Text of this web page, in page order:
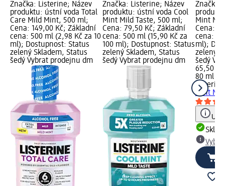
Značka: Listerine; Název
produktu: ústní voda Total
Care Mild Mint, 500 ml;
Cena: 149,00 Kč; Základní
cena: 500 ml (2,98 Kč za 10
ml); Dostupnost: Status
zelený Skladem, Status
šedý Vybrat prodejnu dm
Značka: Listerine; Název
produktu: ústní voda Cool
Mint Mild Taste, 500 ml;
Cena: 79,50 Kč; Základní
cena: 500 ml (15,90 Kč za
100 ml); Dostupnost: Status
zelený Skladem, Status
šedý Vybrat prodejnu dm
Značka:
Mint
Cena:
cena: 80
ml);
zelený
šedý
65,50 Kč
80 ml
Listerine
Mint